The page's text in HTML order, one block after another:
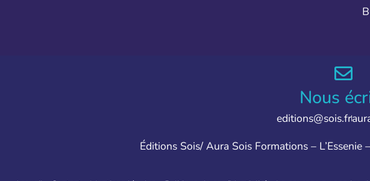
Nous
editions@sois.fr
Éditions Sois/ Aura Sois Formations –